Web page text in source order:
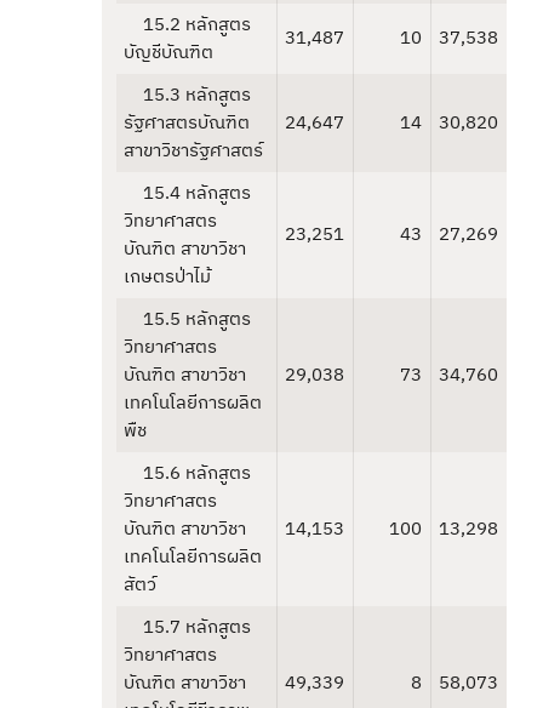
15.2 หลักสูตร
บัญชีบัณฑิต
31,487 10
37,538
15.3 หลักสูตร
รัฐศาสตรบัณฑิต
สาขาวิชารัฐศาสตร์
24,647 14 30,820
15.4 หลักสูตร
วิทยาศาสตร
บัณฑิต สาขาวิชา
เกษตรป่าไม้
23,251 43 27,269
15.5 หลักสูตร
วิทยาศาสตร
บัณฑิต สาขาวิชา
เทคโนโลยีการผลิต
พืช
29,038 73 34,760
15.6 หลักสูตร
วิทยาศาสตร
บัณฑิต สาขาวิชา
เทคโนโลยีการผลิต
สัตว์
14,153 100 13,298
15.7 หลักสูตร
วิทยาศาสตร
บัณฑิต สาขาวิชา
49,339 8 58,073